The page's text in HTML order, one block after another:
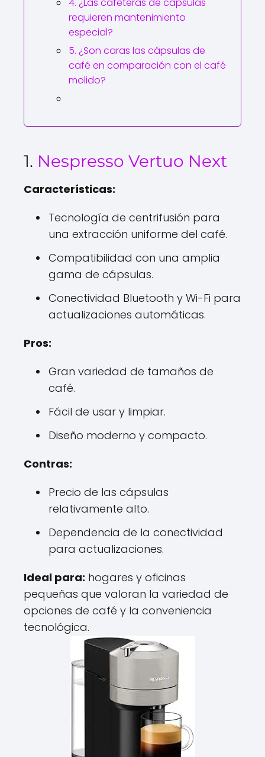
requieren mantenimiento
especial?
5. ¿Son caras las cápsulas de
café en comparación con el café
molido?
1. Nespresso Vertuo Next
Características:
Tecnología de centrifusión para
una extracción uniforme del café.
Compatibilidad con una amplia
gama de cápsulas.
Conectividad Bluetooth y Wi-Fi para
actualizaciones automáticas.
Pros:
Gran variedad de tamaños de
café.
Fácil de usar y limpiar.
Diseño moderno y compacto.
Contras:
Precio de las cápsulas
relativamente alto.
Dependencia de la conectividad
para actualizaciones.
Ideal para: hogares y oficinas
pequeñas que valoran la variedad de
opciones de café y la conveniencia
tecnológica.